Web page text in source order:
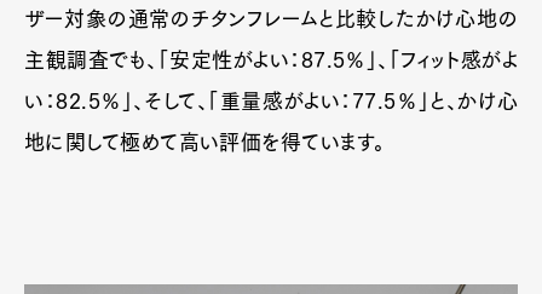
ザー対象の通常のチタンフレームと比較したかけ心地の
主観調査でも、「安定性がよい：87.5％」、「フィット感がよ
い：82.5％」、そして、「重量感がよい：77.5％」と、かけ心
地に関して極めて高い評価を得ています。